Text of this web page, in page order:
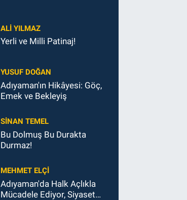
ALI YILMAZ
Yerli ve Milli Patinaj!
YUSUF DOĞAN
Adıyaman'ın Hikâyesi: Göç,
Emek ve Bekleyiş
SINAN TEMEL
Bu Dolmuş Bu Durakta
Durmaz!
MEHMET ELÇI
Adıyaman'da Halk Açlıkla
Mücadele Ediyor, Siyaset